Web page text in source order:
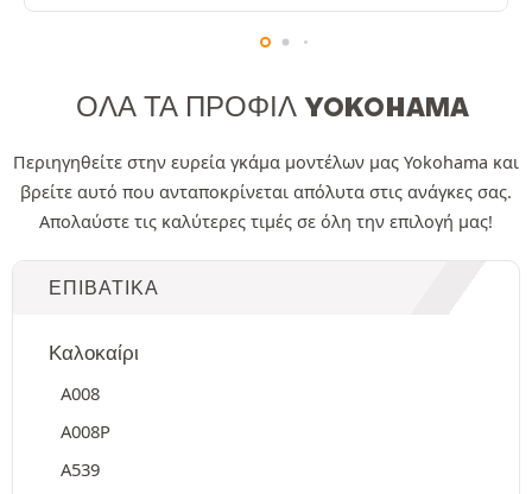
ΌΛΑ ΤΑ ΠΡΟΦΊΛ YOKOHAMA
Περιηγηθείτε στην ευρεία γκάμα μοντέλων μας Yokohama και
βρείτε αυτό που ανταποκρίνεται απόλυτα στις ανάγκες σας.
Απολαύστε τις καλύτερες τιμές σε όλη την επιλογή μας!
ΕΠΙΒΑΤΙΚΆ
Καλοκαίρι
A008
A008P
A539